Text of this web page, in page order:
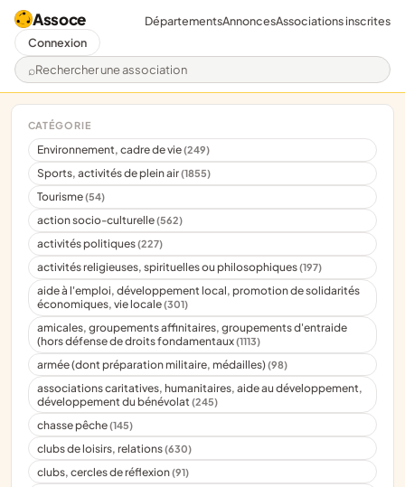
Assoce
Rechercher une association
DépartementsAnnoncesAssociations inscrites
Connexion
CATÉGORIE
Environnement, cadre de vie(249)
Sports, activités de plein air(1855)
Tourisme(54)
action socio-culturelle(562)
activités politiques(227)
activités religieuses, spirituelles ou philosophiques(197)
aide à l'emploi, développement local, promotion de solidarités
économiques, vie locale(301)
amicales, groupements affinitaires, groupements d'entraide
(hors défense de droits fondamentaux(1113)
armée (dont préparation militaire, médailles)(98)
associations caritatives, humanitaires, aide au développement,
développement du bénévolat(245)
chasse pêche(145)
clubs de loisirs, relations(630)
clubs, cercles de réflexion(91)